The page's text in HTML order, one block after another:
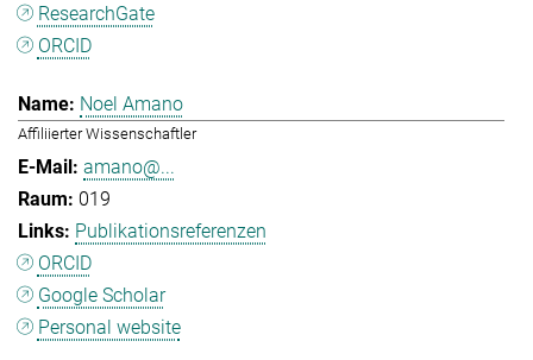
ResearchGate
ORCID
Noel Amano
Affiliierter Wissenschaftler
amano@...
019
Publikationsreferenzen
ORCID
Google Scholar
Personal website